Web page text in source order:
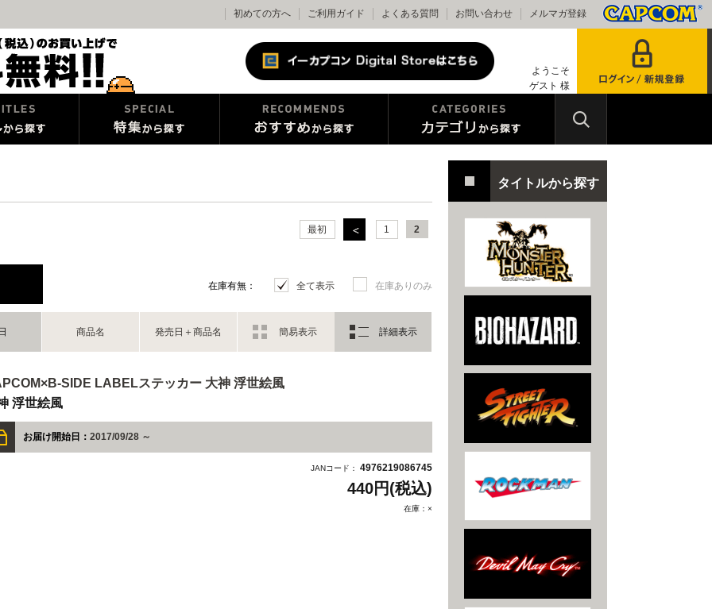
初めての方へ ご利用ガイド よくある質問 お問い合わせ メルマガ登録
ようこそ
ゲスト 様
最初 1 2
在庫有無： 全て表示 在庫ありのみ
商品名 発売日＋商品名 簡易表示 詳細表示
SIDE LABELステッカー 大神 浮世絵風
浮世絵風
お届け開始日： 2017/09/28 ～
JANコード： 4976219086745
440円(税込)
在庫：×
タイトルから探す